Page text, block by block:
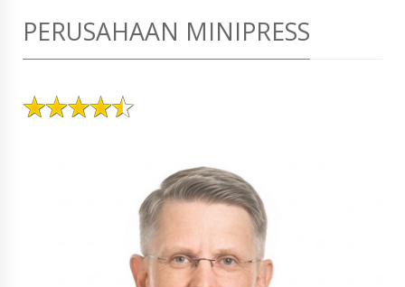
PERUSAHAAN MINIPRESS